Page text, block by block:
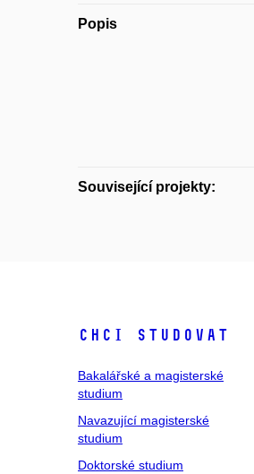
Popis
Související projekty:
Chci studovat
Bakalářské a magisterské
studium
Navazující magisterské
studium
Doktorské studium